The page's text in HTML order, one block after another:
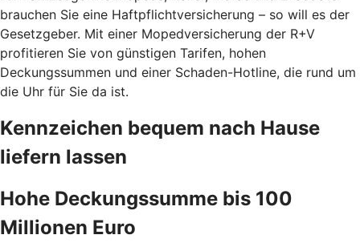
brauchen Sie eine Haftpflichtversicherung – so will es der
Gesetzgeber. Mit einer Mopedversicherung der R+V
profitieren Sie von günstigen Tarifen, hohen
Deckungssummen und einer Schaden-Hotline, die rund um
die Uhr für Sie da ist.
Kennzeichen bequem nach Hause
liefern lassen
Hohe Deckungssumme bis 100
Millionen Euro